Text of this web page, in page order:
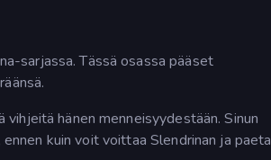
sarjassa. Tässä osassa pääset
hänen menneisyydestään. Sinun
kuin voit voittaa Slendrinan ja paeta